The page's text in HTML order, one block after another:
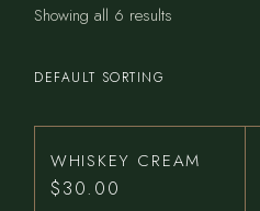
Showing all 6 results
DEFAULT SORTING
WHISKEY CREAM
$30.00